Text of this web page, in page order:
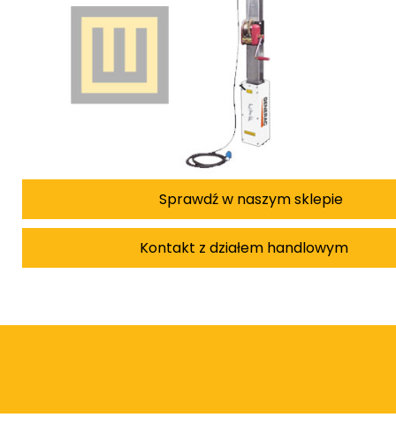
Sprawdź w naszym sklepie
Kontakt z działem handlowym